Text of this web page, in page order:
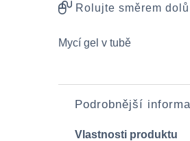
Rolujte směrem
Mycí gel v tubě
Podrobnější
Vlastnosti produktu